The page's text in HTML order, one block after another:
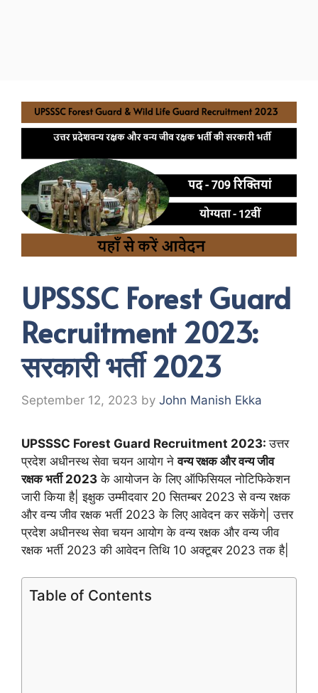
UPSSSC Forest Guard
Recruitment 2023:
सरकारी भर्ती 2023
September 12, 2023 by John Manish Ekka
UPSSSC Forest Guard Recruitment 2023:उत्तर
प्रदेश अधीनस्थ सेवा चयन आयोग नेवन्य रक्षक और वन्य जीव
रक्षक भर्ती 2023 के आयोजन के लिए ऑफिसियल नोटिफिकेशन
जारी किया है| इक्षुक उम्मीदवार 20 सितम्बर 2023 से वन्य रक्षक
और वन्य जीव रक्षक भर्ती 2023 के लिए आवेदन कर सकेंगे| उत्तर
प्रदेश अधीनस्थ सेवा चयन आयोग के वन्य रक्षक और वन्य जीव
रक्षक भर्ती 2023 की आवेदन तिथि 10 अक्टूबर 2023 तक है|
Table of Contents